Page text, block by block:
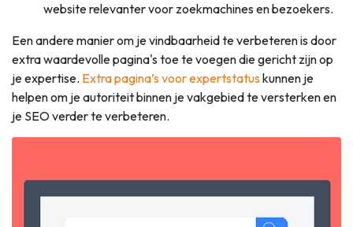
website relevanter voor zoekmachines en bezoekers.
Een andere manier om je vindbaarheid te verbeteren is door
extra waardevolle pagina's toe te voegen die gericht zijn op
je expertise. Extra pagina’s voor expertstatus kunnen je
helpen om je autoriteit binnen je vakgebied te versterken en
je SEO verder te verbeteren.